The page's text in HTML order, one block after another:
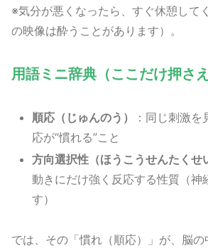
※気分が悪くなったら、すぐ休憩して
の映像は酔うことがあります）。
用語ミニ辞典（ここだけ押さ
順応（じゅんのう）
：同じ刺激
応が“慣れる”こと
方向選択性（ほうこうせんたくせ
動きにだけ強く反応する性質（神
す）
では、その「慣れ（順応）」が、脳